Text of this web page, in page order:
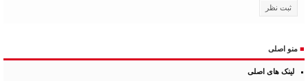
■ منو اصلی
لینک های اصلی